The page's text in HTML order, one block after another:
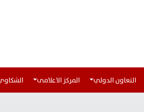
التعاون الدولي المركز الاعلامى